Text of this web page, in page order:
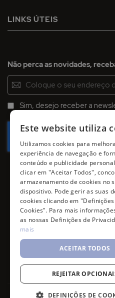
LINKS ÚTEIS
Não perca as novidades,
Inscreva-
se
na
Newsletter:
Sim, desejo receber a
Este website utiliza
Utilizamos cookies para
experiência de navegação e
conteúdo e publicidade
clicar em "Aceitar Todos",
armazenamento de cookies no
dispositivo. Pode gerir as suas
cookies clicando em "Definições
Cookies". Para mais
as nossas Definições de
mais
ACEITAR TODOS
REJEITAR
DEFINIÇÕES DE